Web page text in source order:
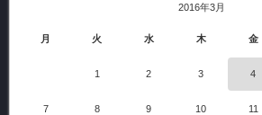
2016年3月
月 火 水 木 金
1 2 3 4
7 8 9 10 11